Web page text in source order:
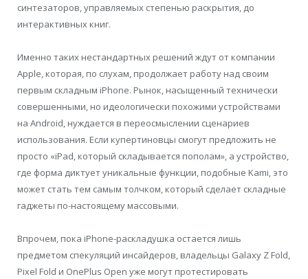
синтезаторов, управляемых степенью раскрытия, до
интерактивных книг.
Именно таких нестандартных решений ждут от компании
Apple, которая, по слухам, продолжает работу над своим
первым складным iPhone. Рынок, насыщенный технически
совершенными, но идеологически похожими устройствами
на Android, нуждается в переосмыслении сценариев
использования. Если купертиновцы смогут предложить не
просто «iPad, который складывается пополам», а устройство,
где форма диктует уникальные функции, подобные Kami, это
может стать тем самым толчком, который сделает складные
гаджеты по-настоящему массовыми.
Впрочем, пока iPhone-раскладушка остается лишь
предметом спекуляций инсайдеров, владельцы Galaxy Z Fold,
Pixel Fold и OnePlus Open уже могут протестировать